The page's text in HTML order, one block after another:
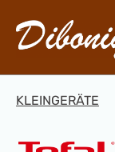
Zum Hauptinhalt
KLEINGERÄTE